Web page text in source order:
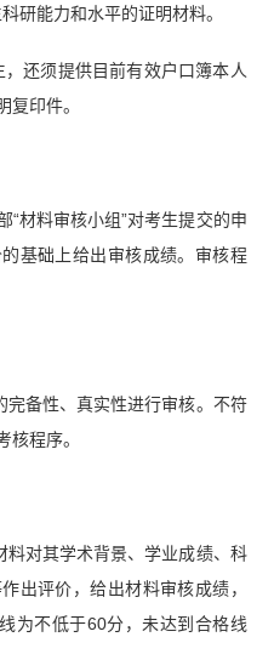
研能力和水平的证明材料。
还须提供目前有效户口簿本人
复印件。
“材料审核小组”对考生提交的申
基础上给出审核成绩。审核程
完备性、真实性进行审核。不符
核程序。
料对其学术背景、学业成绩、科
出评价，给出材料审核成绩，
为不低于60分，未达到合格线